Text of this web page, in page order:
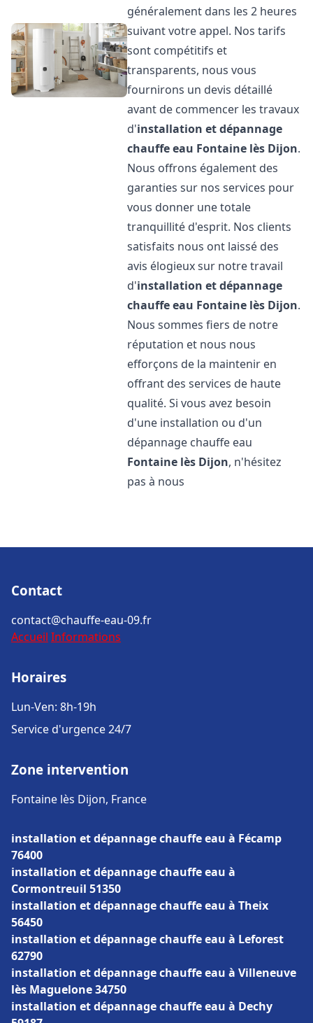
généralement dans les 2 heures
suivant votre appel. Nos tarifs
sont compétitifs et
transparents, nous vous
fournirons un devis détaillé
avant de commencer les travaux
d'installation et dépannage
chauffe eau Fontaine lès Dijon.
Nous offrons également des
garanties sur nos services pour
vous donner une totale
tranquillité d'esprit. Nos clients
satisfaits nous ont laissé des
avis élogieux sur notre travail
d'installation et dépannage
chauffe eau Fontaine lès Dijon.
Nous sommes fiers de notre
réputation et nous nous
efforçons de la maintenir en
offrant des services de haute
qualité. Si vous avez besoin
d'une installation ou d'un
dépannage chauffe eau
Fontaine lès Dijon, n'hésitez
pas à nous
Contact
contact@chauffe-eau-09.fr
Accueil Informations
Horaires
Lun-Ven: 8h-19h
Service d'urgence 24/7
Zone intervention
Fontaine lès Dijon, France
installation et dépannage chauffe eau à Fécamp
76400
installation et dépannage chauffe eau à
Cormontreuil 51350
installation et dépannage chauffe eau à Theix
56450
installation et dépannage chauffe eau à Leforest
62790
installation et dépannage chauffe eau à Villeneuve
lès Maguelone 34750
installation et dépannage chauffe eau à Dechy